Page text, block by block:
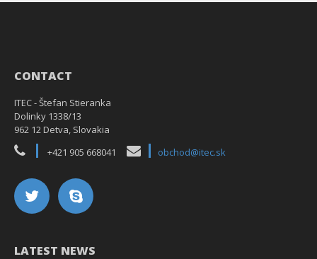
CONTACT
ITEC - Štefan Stieranka
Dolinky 1338/13
962 12 Detva, Slovakia
+421 905 668041
obchod@itec.sk
LATEST NEWS